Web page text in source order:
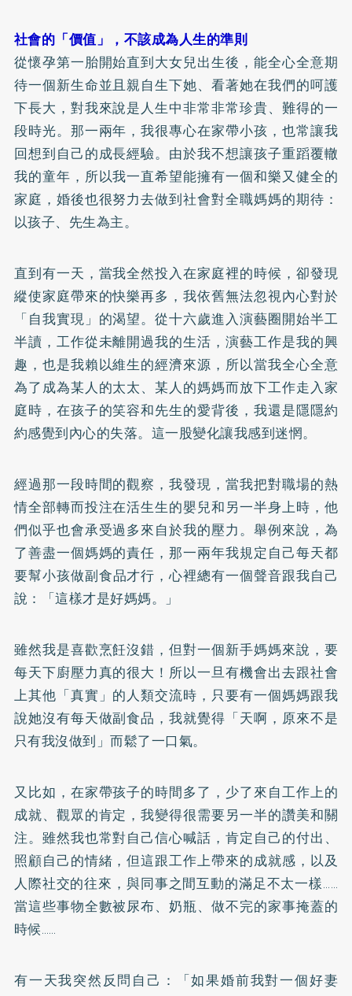
社會的「價值」，不該成為人生的準則
從懷孕第一胎開始直到大女兒出生後，能全心全意期
待一個新生命並且親自生下她、看著她在我們的呵護
下長大，對我來說是人生中非常非常珍貴、難得的一
段時光。那一兩年，我很專心在家帶小孩，也常讓我
回想到自己的成長經驗。由於我不想讓孩子重蹈覆轍
我的童年，所以我一直希望能擁有一個和樂又健全的
家庭，婚後也很努力去做到社會對全職媽媽的期待：
以孩子、先生為主。
直到有一天，當我全然投入在家庭裡的時候，卻發現
縱使家庭帶來的快樂再多，我依舊無法忽視內心對於
「自我實現」的渴望。從十六歲進入演藝圈開始半工
半讀，工作從未離開過我的生活，演藝工作是我的興
趣，也是我賴以維生的經濟來源，所以當我全心全意
為了成為某人的太太、某人的媽媽而放下工作走入家
庭時，在孩子的笑容和先生的愛背後，我還是隱隱約
約感覺到內心的失落。這一股變化讓我感到迷惘。
經過那一段時間的觀察，我發現，當我把對職場的熱
情全部轉而投注在活生生的嬰兒和另一半身上時，他
們似乎也會承受過多來自於我的壓力。舉例來說，為
了善盡一個媽媽的責任，那一兩年我規定自己每天都
要幫小孩做副食品才行，心裡總有一個聲音跟我自己
說：「這樣才是好媽媽。」
雖然我是喜歡烹飪沒錯，但對一個新手媽媽來說，要
每天下廚壓力真的很大！所以一旦有機會出去跟社會
上其他「真實」的人類交流時，只要有一個媽媽跟我
說她沒有每天做副食品，我就覺得「天啊，原來不是
只有我沒做到」而鬆了一口氣。
又比如，在家帶孩子的時間多了，少了來自工作上的
成就、觀眾的肯定，我變得很需要另一半的讚美和關
注。雖然我也常對自己信心喊話，肯定自己的付出、
照顧自己的情緒，但這跟工作上帶來的成就感，以及
人際社交的往來，與同事之間互動的滿足不太一樣……
當這些事物全數被尿布、奶瓶、做不完的家事掩蓋的
時候……
有一天我突然反問自己：「如果婚前我對一個好妻